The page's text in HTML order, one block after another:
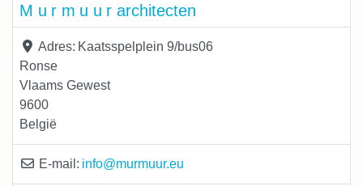
M u r m u u r architecten
Adres: Kaatsspelplein 9/bus06
Ronse
Vlaams Gewest
9600
België
E-mail: info@murmuur.eu